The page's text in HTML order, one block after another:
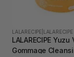
LALARECIPE
LALARECIPE Yuzu
Gommage